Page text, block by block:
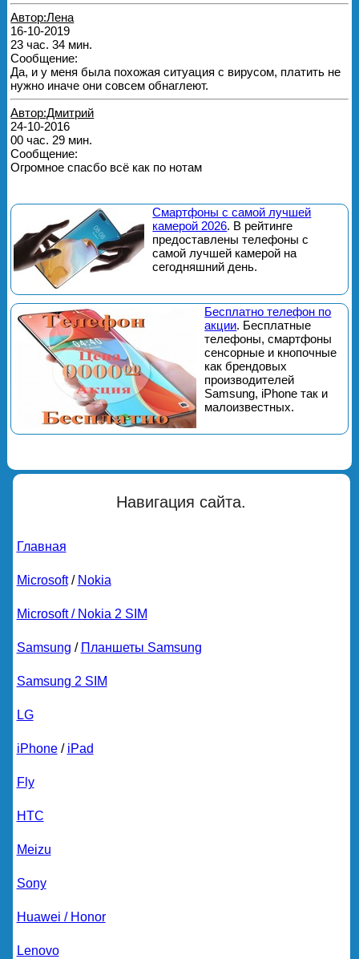
Автор:Лена
16-10-2019
23 час. 34 мин.
Сообщение:
Да, и у меня была похожая ситуация с вирусом, платить не
нужно иначе они совсем обнаглеют.
Автор:Дмитрий
24-10-2016
00 час. 29 мин.
Сообщение:
Огромное спасбо всё как по нотам
Смартфоны с самой лучшей
камерой 2026. В рейтинге
предоставлены телефоны с
самой лучшей камерой на
сегодняшний день.
Бесплатно телефон по
акции. Бесплатные
телефоны, смартфоны
сенсорные и кнопочные
как брендовых
производителей
Samsung, iPhone так и
малоизвестных.
Навигация сайта.
Главная
Microsoft/ Nokia
Microsoft / Nokia 2 SIM
Samsung / Планшеты Samsung
Samsung 2 SIM
LG
iPhone/ iPad
Fly
HTC
Meizu
Sony
Huawei / Honor
Lenovo